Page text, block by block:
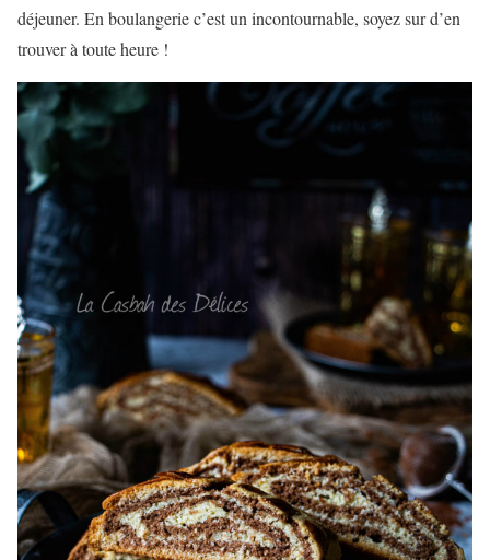
déjeuner. En boulangerie c’est un incontournable, soyez sur d’en
trouver à toute heure !